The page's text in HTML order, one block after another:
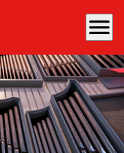
menu